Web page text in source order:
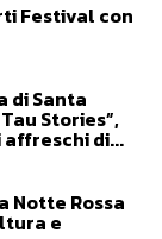
Festival con
di Santa
Stories”,
di...
Notte Rossa
e